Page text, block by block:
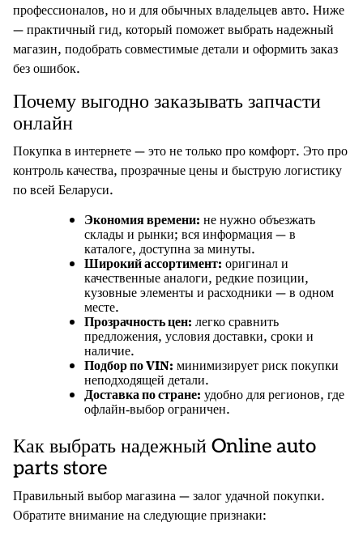
профессионалов, но и для обычных владельцев авто. Ниже
— практичный гид, который поможет выбрать надежный
магазин, подобрать совместимые детали и оформить заказ
без ошибок.
Почему выгодно заказывать запчасти
онлайн
Покупка в интернете — это не только про комфорт. Это про
контроль качества, прозрачные цены и быструю логистику
по всей Беларуси.
Экономия времени: не нужно объезжать
склады и рынки; вся информация — в
каталоге, доступна за минуты.
Широкий ассортимент: оригинал и
качественные аналоги, редкие позиции,
кузовные элементы и расходники — в одном
месте.
Прозрачность цен: легко сравнить
предложения, условия доставки, сроки и
наличие.
Подбор по VIN: минимизирует риск покупки
неподходящей детали.
Доставка по стране: удобно для регионов, где
офлайн‑выбор ограничен.
Как выбрать надежный Online auto
parts store
Правильный выбор магазина — залог удачной покупки.
Обратите внимание на следующие признаки: